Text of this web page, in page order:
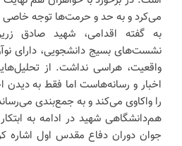
می‌کرد و به حد و حرمت‌ها توجه
به گفته اقدامی، شهید صادق
نشست‌های بسیج دانشجویی، دارای
واقعیت، هراسی نداشت. از
اخبار و رسانه‌هاست اما فقط به دیدن
را واکاوی می‌کند و به جمع‌بندی
هم‌دانشگاهی‌ شهید در ادامه به
جوان دوران دفاع مقدس اول اشاره